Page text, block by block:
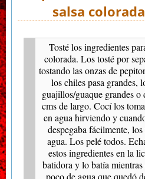
salsa
Tosté los ingredientes
colorada. Los tosté por
tostando las onzas de
los chiles pasa grandes,
guajillos/guaque grandes o
cms de largo. Cocí los
en agua hirviendo y
despegaba fácilmente,
agua. Los pelé todos.
estos ingredientes en la
batidora y lo batía mientras
poco de agua que quedó